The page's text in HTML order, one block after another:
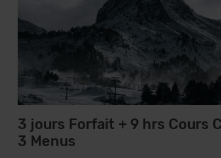
3 jours Forfait + 9 hrs Cours
3 Menus